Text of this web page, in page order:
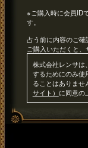
※ご購入時に会員ID
す。
占う前に内容のご確
ご購入いただくと、
株式会社レンサは
するためにのみ使
ることはありませ
サイト） に同意の